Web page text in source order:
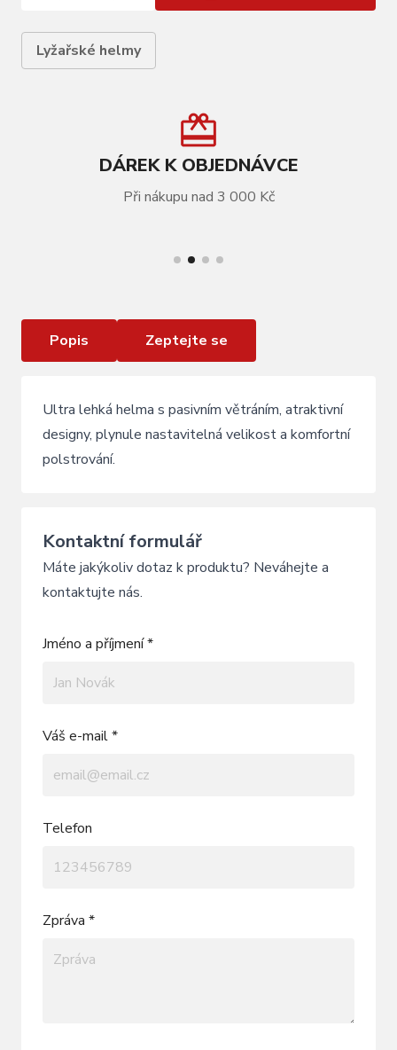
Lyžařské helmy
DÁREK K OBJEDNÁVCE
Při nákupu nad 3 000 Kč
Popis Zeptejte se
Ultra lehká helma s pasivním větráním, atraktivní
designy, plynule nastavitelná velikost a komfortní
polstrování.
Kontaktní formulář
Máte jakýkoliv dotaz k produktu? Neváhejte a
kontaktujte nás.
Jméno a příjmení *
Váš e-mail *
Telefon
Zpráva *